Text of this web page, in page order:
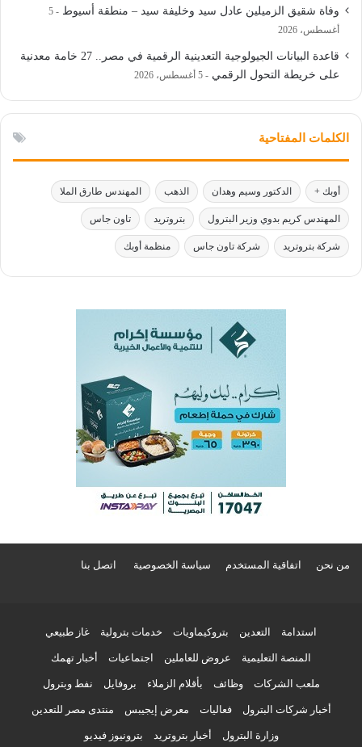
وفاة شقيق الزميلين عادل سيد وخليفة سيد – منطقة أسيوط
5
أغسطس، 2026
قاعدة البيانات الجيولوجية التعدينية الرقمية في مصر.. 27 خامة معدنية
على خريطة التحول الرقمي
5 أغسطس، 2026
الكلمات المفتاحية
أوبك + الدكتور وسيم وهدان الذهب المهندس طارق الملا
المهندس كريم بدوي وزير البترول بتروتريد تاون جاس
شركة بتروتريد شركة تاون جاس منظمة أوبك
من نحن اتفاقية المستخدم سياسة الخصوصية اتصل بنا
استدامة التعدين بتروكيماويات خدمات بترولية غاز طبيعي
المنصة التعليمية عروض للعاملين اجتماعيات أخبار تهمك
ملعب الشركات وظائف بأقلام الزملاء بروفايل نفط وبترول
أخبار شركات البترول فعاليات معرض إيجيبس منتدى مصر للتعدين
وزارة البترول أخبار بتروتريد بترونيوز فيديو